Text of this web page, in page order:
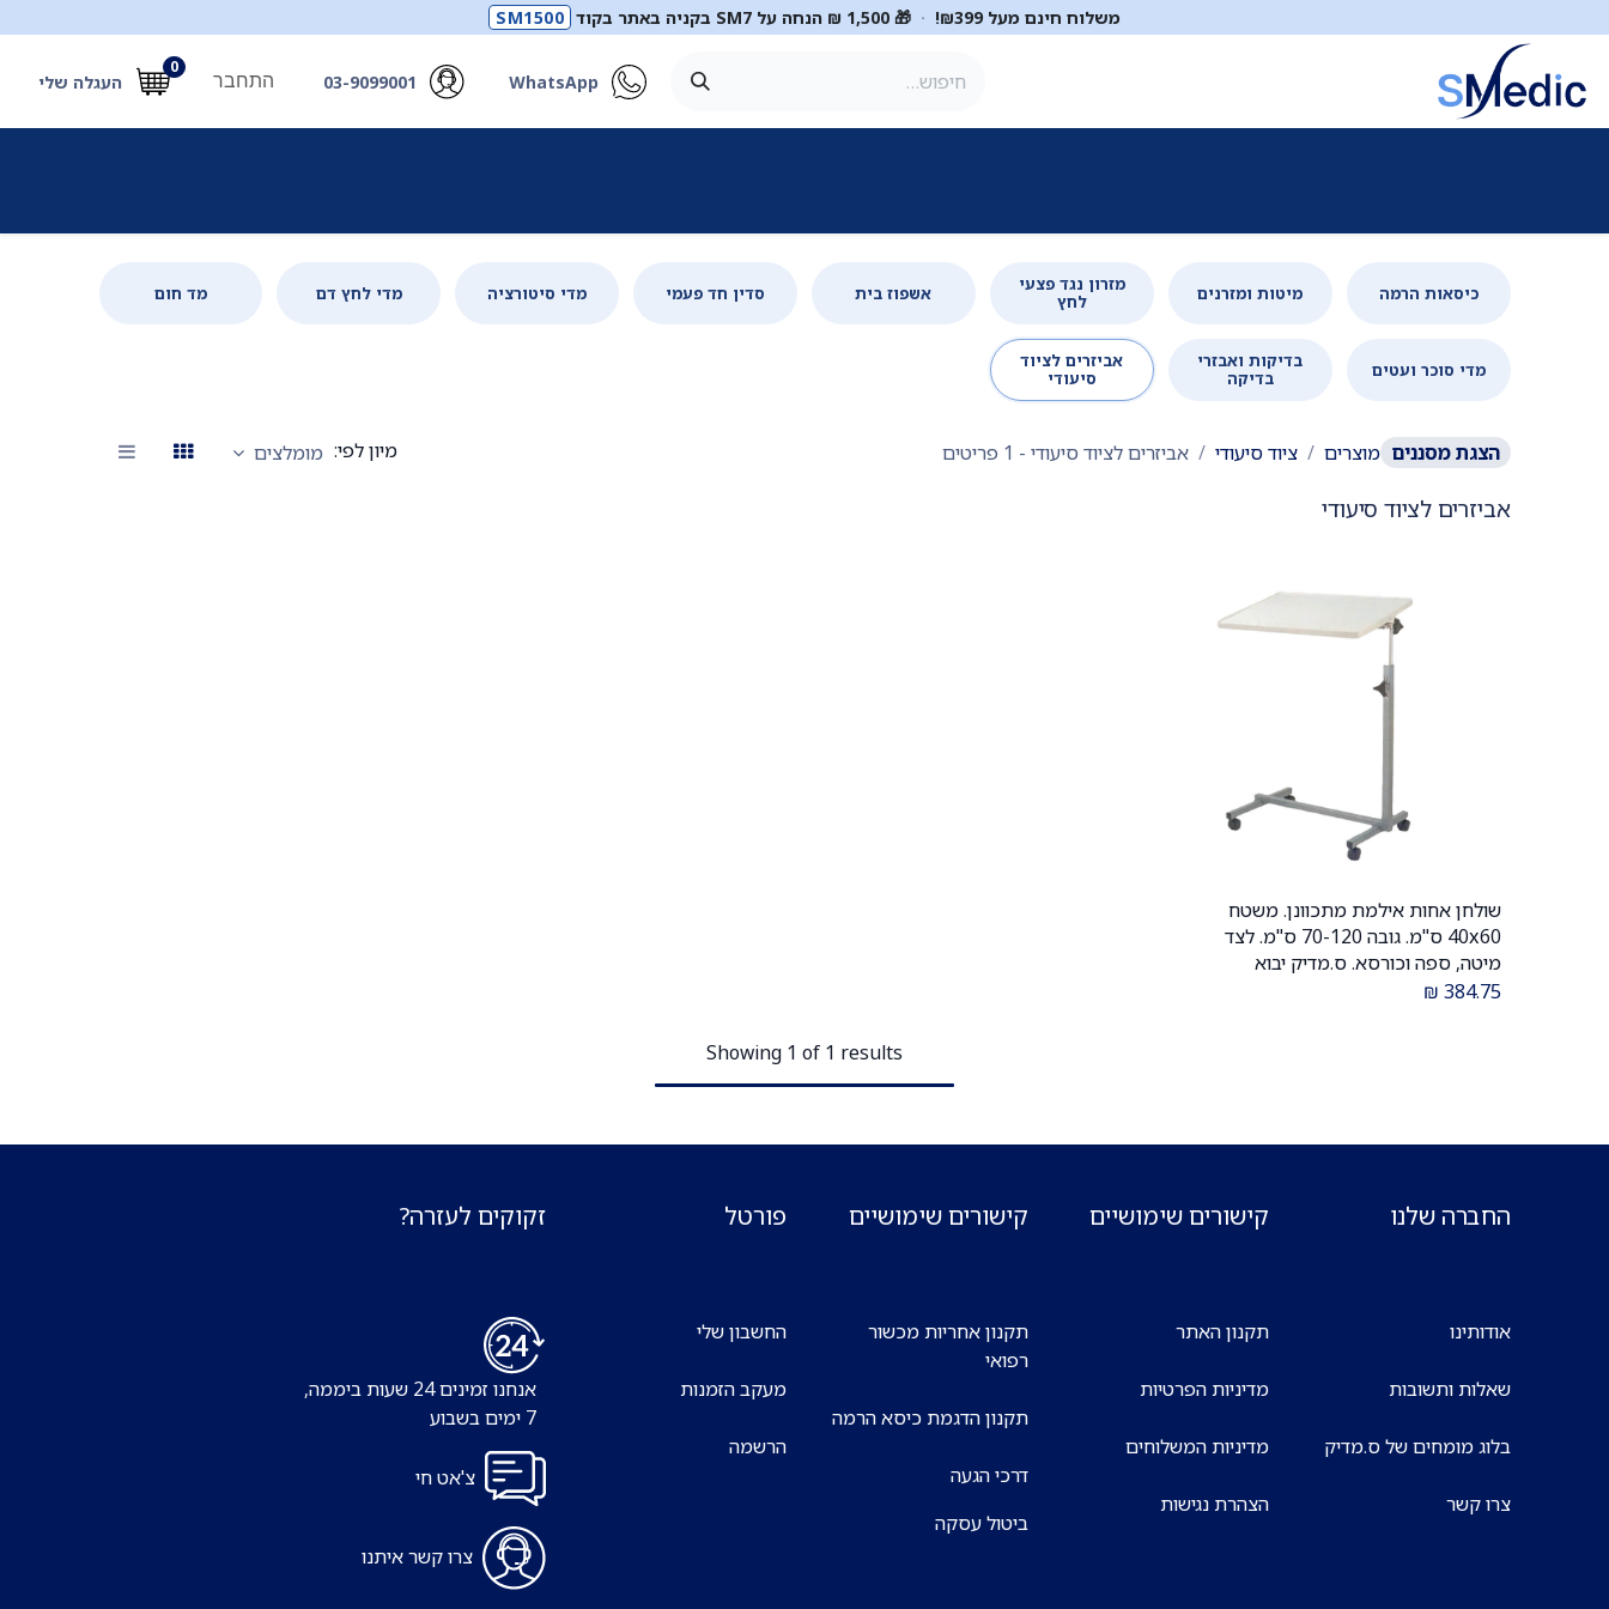
משלוח חינם מעל ₪399! · 🎁 1,500 ₪ הנחה על SM7 בקניה באתר בקוד SM1500
WhatsApp
03-9099001
0
העגלה שלי התחבר
כיסאות הרמה מיטות ומזרנים
מזרון נגד פצעי
לחץ
אשפוז בית סדין חד פעמי מדי סיטורציה מדי לחץ דם מד חום
מדי סוכר ועטים
בדיקות ואבזרי
בדיקה
אביזרים לציוד
סיעודי
הצגת מסננים מוצרים ציוד סיעודי אביזרים לציוד סיעודי - 1 פריטים מיון לפי: מומלצים
אביזרים לציוד סיעודי
הוספה לעגלה
שולחן אחות אילמת מתכוונן. משטח
40x60 ס"מ. גובה 70-120 ס"מ. לצד
מיטה, ספה וכורסא. ס.מדיק יבוא
384.75
₪
Showing 1 of 1 results
החברה שלנו
אודותינו
שאלות ותשובות
בלוג מומחים של ס.מדיק
צרו קשר
קישורים שימושיים
תקנון האתר
מדיניות הפרטיות
מדיניות המשלוחים
הצהרת נגישות
קישורים שימושיים
תקנון אחריות מכשור
רפואי
תקנון הדגמת כיסא הרמה
דרכי הגעה
ביטול עסקה
פורטל
החשבון שלי
מעקב הזמנות
הרשמה
זקוקים לעזרה?
אנחנו זמינים 24 שעות ביממה,
7 ימים בשבוע
צ'אט חי
צרו קשר איתנו